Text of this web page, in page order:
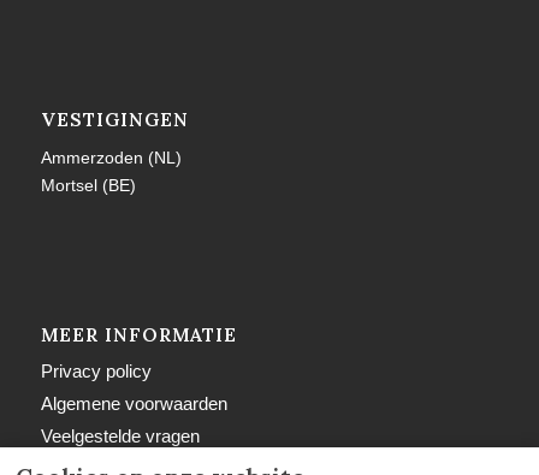
VESTIGINGEN
Ammerzoden (NL)
Mortsel (BE)
MEER INFORMATIE
Privacy policy
Algemene voorwaarden
Veelgestelde vragen
Retourbeleid